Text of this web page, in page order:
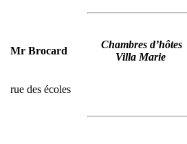
Mr Brocard
Chambres d’hôtes
Villa Marie
rue des écoles